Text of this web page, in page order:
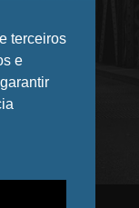
terceiros
e
reservados.